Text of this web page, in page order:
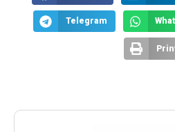
Telegram